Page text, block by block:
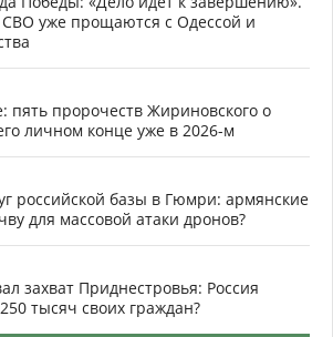
уже прощаются с Одессой и
пять пророчеств Жириновского о
личном конце уже в 2026-м
российской базы в Гюмри: армянские
для массовой атаки дронов?
захват Приднестровья: Россия
тысяч своих граждан?